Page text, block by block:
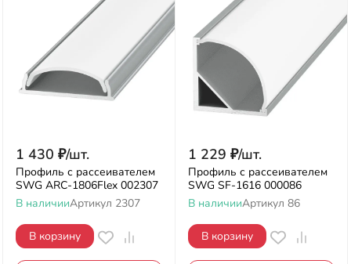
1 430 ₽/шт.
Профиль с рассеивателем
SWG ARC-1806Flex 002307
В наличииАртикул 2307
В корзину
1 229 ₽/шт.
Профиль с рассеивателем
SWG SF-1616 000086
В наличииАртикул 86
В корзину